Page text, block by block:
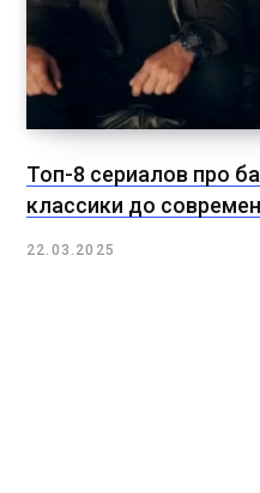
Топ-8 сериалов про
классики до
22.03.2025